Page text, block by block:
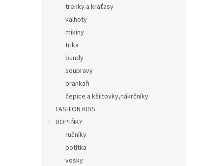
trenky a kraťasy
kalhoty
mikiny
trika
bundy
soupravy
brankaři
čepice a kšiltovky,nákrčníky
FASHION KIDS
DOPLŇKY
ručníky
potítka
vosky